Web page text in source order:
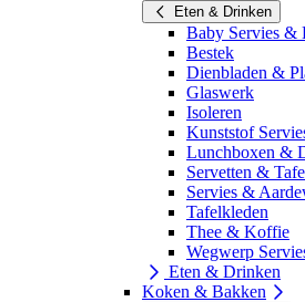
Eten & Drinken
Baby Servies &
Bestek
Dienbladen &
Glaswerk
Isoleren
Kunststof
Lunchboxen &
Servetten &
Servies &
Tafelkleden
Thee & Koffie
Wegwerp
Eten & Drinken
Koken & Bakken